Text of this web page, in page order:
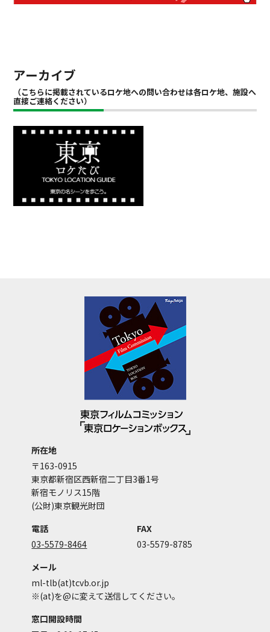
アーカイブ
（こちらに掲載されているロケ地への問い合わせは各ロケ地、施設へ
直接ご連絡ください）
所在地
〒163-0915
東京都新宿区西新宿二丁目3番1号
新宿モノリス15階
(公財)東京観光財団
電話
03-5579-8464
FAX
03-5579-8785
メール
ml-tlb(at)tcvb.or.jp
※(at)を@に変えて送信してください。
窓口開設時間